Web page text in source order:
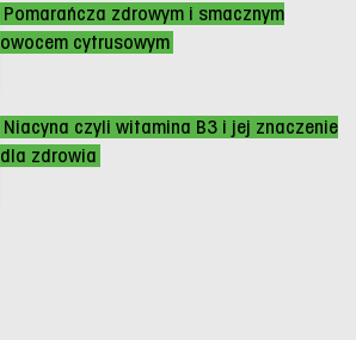
Pomarańcza zdrowym i smacznym
owocem cytrusowym
Niacyna czyli witamina B3 i jej znaczenie
dla zdrowia